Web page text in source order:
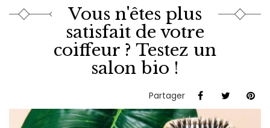
Vous n'êtes plus
satisfait de votre
coiffeur ? Testez un
salon bio !
Partager